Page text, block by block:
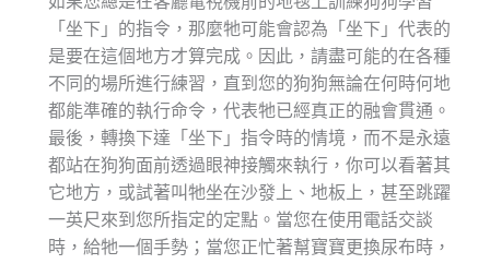
「坐下」的指令，那麼牠可能會認為「坐下」代表的
是要在這個地方才算完成。因此，請盡可能的在各種
不同的場所進行練習，直到您的狗狗無論在何時何地
都能準確的執行命令，代表牠已經真正的融會貫通。
最後，轉換下達「坐下」指令時的情境，而不是永遠
都站在狗狗面前透過眼神接觸來執行，你可以看著其
它地方，或試著叫牠坐在沙發上、地板上，甚至跳躍
一英尺來到您所指定的定點。當您在使用電話交談
時，給牠一個手勢；當您正忙著幫寶寶更換尿布時，